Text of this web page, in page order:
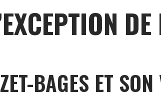
DE
BAGES ET